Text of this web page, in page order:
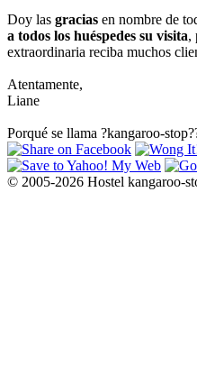
Doy las gracias en nombre de
a todos los huéspedes su visita,
extraordinaria reciba muchos
Atentamente,
Liane
Porqué se llama ?kangaroo-
© 2005-2026 Hostel kangaroo-